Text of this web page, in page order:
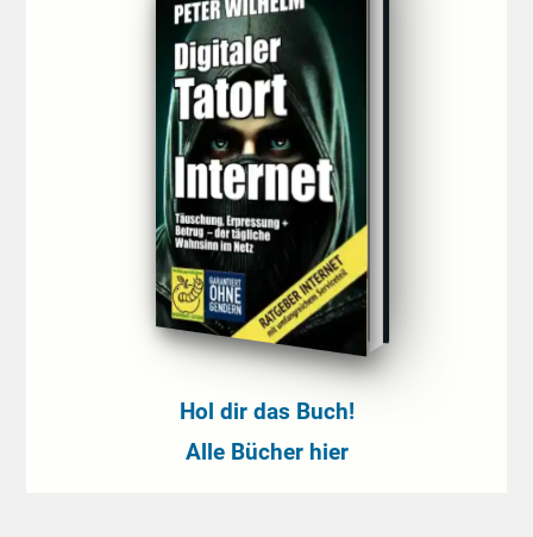
Hol dir das Buch!
Alle Bücher hier